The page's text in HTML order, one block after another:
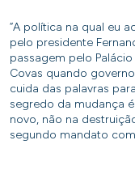
“A política na qual eu
pelo presidente
passagem pelo
Covas quando
cuida das palavras
segredo da mudança
novo, não na
segundo mandato